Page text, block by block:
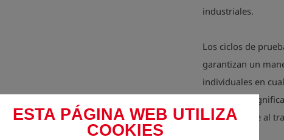
ESTA PÁGINA WEB UTILIZA
COOKIES
industriales.
Los ciclos de
garantizan un
individuales en
plazo. Esto
forma flexible al